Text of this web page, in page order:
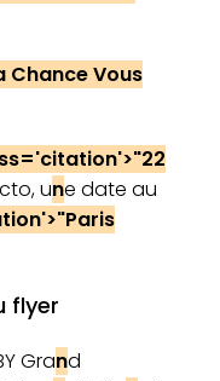
Chance Vous
n'>"22
une date au
n'>"Paris
flyer
Grand